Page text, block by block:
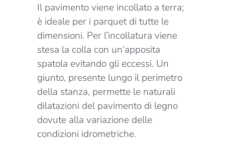
Il pavimento viene incollato a terra;
è ideale per i parquet di tutte le
dimensioni. Per l’incollatura viene
stesa la colla con un’apposita
spatola evitando gli eccessi. Un
giunto, presente lungo il perimetro
della stanza, permette le naturali
dilatazioni del pavimento di legno
dovute alla variazione delle
condizioni idrometriche.